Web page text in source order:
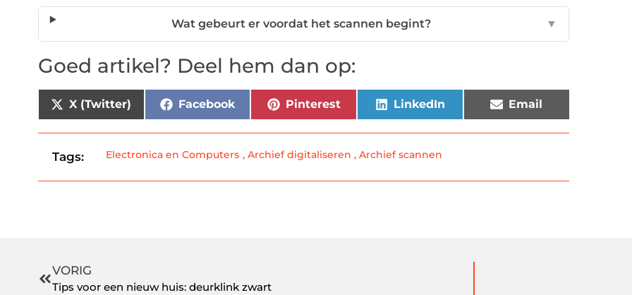
Wat gebeurt er voordat het scannen begint? ▼
Goed artikel? Deel hem dan op:
X (Twitter) Facebook Pinterest LinkedIn Email
Tags: Electronica en Computers ,Archief digitaliseren ,Archief scannen
VORIG
Tips voor een nieuw huis: deurklink zwart